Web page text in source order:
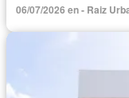
06/07/2026 en - Raiz